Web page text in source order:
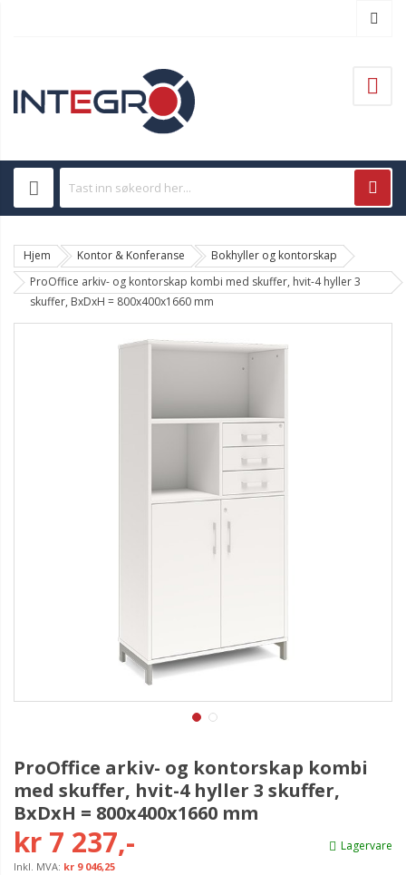
Hjem Kontor & Konferanse
Bokhyller og kontorskap
ProOffice arkiv- og kontorskap kombi med skuffer, hvit-4 hyller 3
skuffer, BxDxH = 800x400x1660 mm
ProOffice arkiv- og kontorskap kombi
med skuffer, hvit-4 hyller 3 skuffer,
BxDxH = 800x400x1660 mm
Lagervare
kr 7 237,-
kr 9 046,25